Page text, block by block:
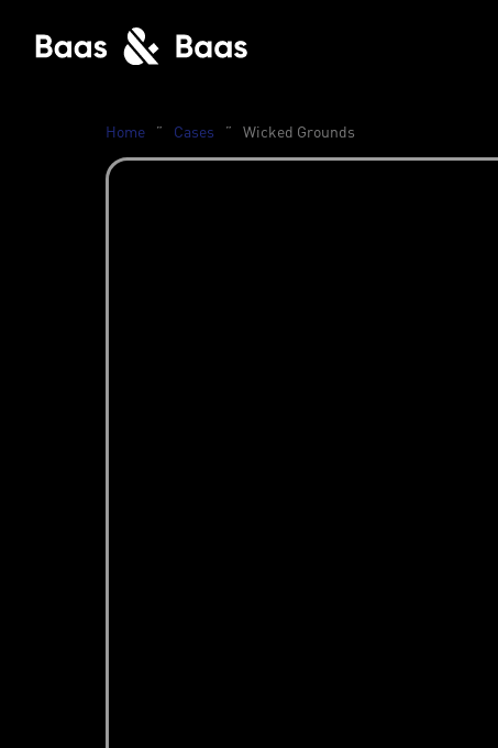
Home ” Cases ” Wicked Grounds